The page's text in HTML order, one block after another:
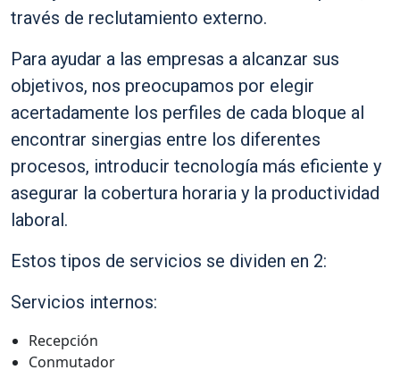
través de reclutamiento externo.
Para ayudar a las empresas a alcanzar sus
objetivos, nos preocupamos por elegir
acertadamente los perfiles de cada bloque al
encontrar sinergias entre los diferentes
procesos, introducir tecnología más eficiente y
asegurar la cobertura horaria y la productividad
laboral.
Estos tipos de servicios se dividen en 2:
Servicios internos:
Recepción
Conmutador